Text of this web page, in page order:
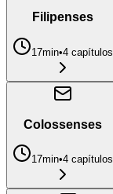
Filipenses
17min•4 capítulos
Colossenses
17min•4 capítulos